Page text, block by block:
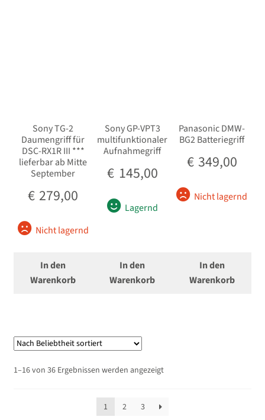
Sony TG-2
Daumengriff für
DSC-RX1R III ***
lieferbar ab Mitte
September
€ 279,00
Nicht lagernd
In den
Warenkorb
Sony GP-VPT3
multifunktionaler
Aufnahmegriff
€ 145,00
Lagernd
In den
Warenkorb
Panasonic DMW-
BG2 Batteriegriff
€ 349,00
Nicht lagernd
In den
Warenkorb
1–16 von 36 Ergebnissen werden angezeigtNach
1
2 3